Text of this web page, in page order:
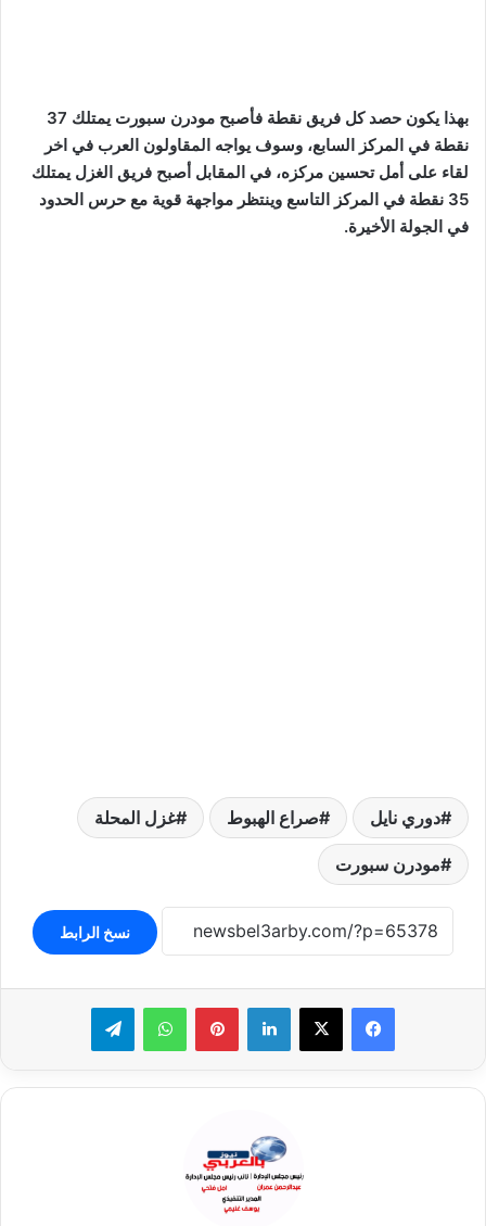
بهذا يكون حصد كل فريق نقطة فأصبح مودرن سبورت يمتلك 37
نقطة في المركز السابع، وسوف يواجه المقاولون العرب في اخر
لقاء على أمل تحسين مركزه، في المقابل أصبح فريق الغزل يمتلك
35 نقطة في المركز التاسع وينتظر مواجهة قوية مع حرس الحدود
في الجولة الأخيرة.
دوري نايل صراع الهبوط غزل المحلة
مودرن سبورت
نسخ الرابط
لينكدإن بينتيريستواتساب تيلقرام